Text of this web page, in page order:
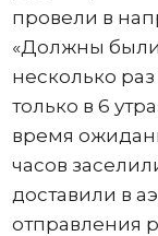
провели в
«Должны были
несколько
только в 6
время
часов
доставили в
отправления